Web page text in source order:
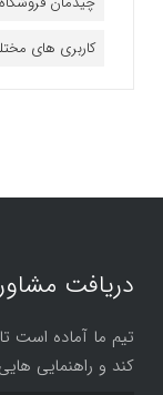
کاربری های
دریافت
تیم ما آماده است
کند و راهنمایی